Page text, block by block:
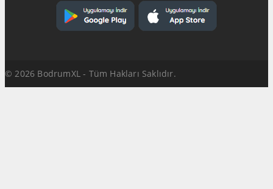
© 2026 BodrumXL - Tüm Hakları Saklıdır.